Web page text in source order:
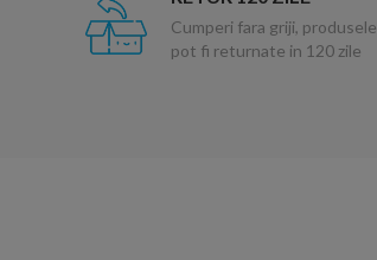
Cumperi fara griji, produsele
pot fi returnate in 120 zile